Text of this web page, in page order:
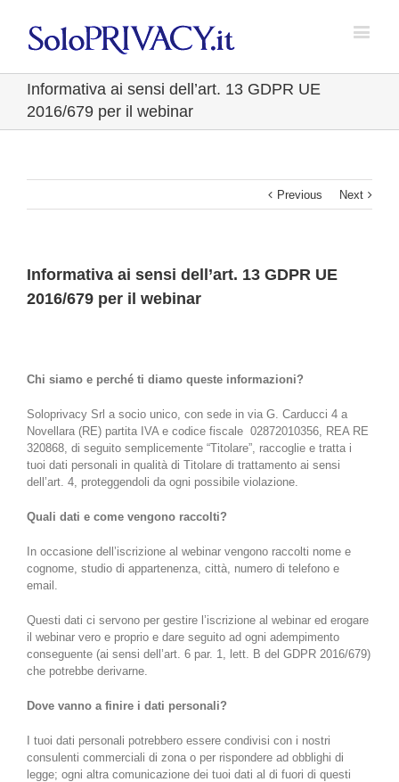
Informativa ai sensi dell’art. 13 GDPR UE
2016/679 per il webinar
Previous Next
Informativa ai sensi dell’art. 13 GDPR UE
2016/679 per il webinar
Chi siamo e perché ti diamo queste informazioni?
Soloprivacy Srl a socio unico, con sede in via G. Carducci 4 a
Novellara (RE) partita IVA e codice fiscale 02872010356, REA RE
320868, di seguito semplicemente “Titolare”, raccoglie e tratta i
tuoi dati personali in qualità di Titolare di trattamento ai sensi
dell’art. 4, proteggendoli da ogni possibile violazione.
Quali dati e come vengono raccolti?
In occasione dell’iscrizione al webinar vengono raccolti nome e
cognome, studio di appartenenza, città, numero di telefono e
email.
Questi dati ci servono per gestire l’iscrizione al webinar ed erogare
il webinar vero e proprio e dare seguito ad ogni adempimento
conseguente (ai sensi dell’art. 6 par. 1, lett. B del GDPR 2016/679)
che potrebbe derivarne.
Dove vanno a finire i dati personali?
I tuoi dati personali potrebbero essere condivisi con i nostri
consulenti commerciali di zona o per rispondere ad obblighi di
legge; ogni altra comunicazione dei tuoi dati al di fuori di questi